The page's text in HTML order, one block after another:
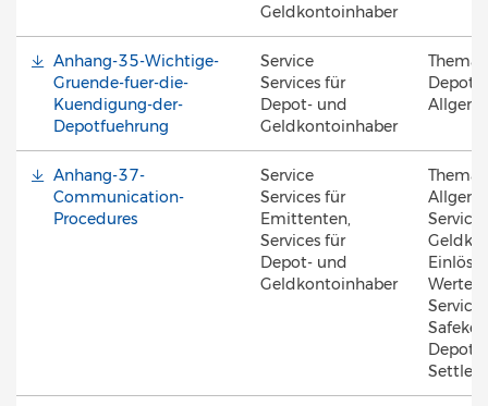
Geldkontoinhaber
Anhang-35-Wichtige-
Gruende-fuer-die-
Kuendigung-der-
Depotfuehrung
Service
Services für
Depot- und
Geldkontoinhaber
Thema
Anhang-37-
Communication-
Procedures
Service
Services für
Emittenten,
Services für
Depot- und
Geldkontoinhaber
Thema
Werte,